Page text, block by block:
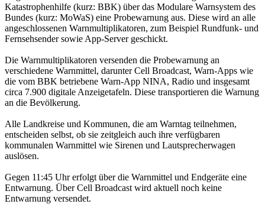
Katastrophenhilfe (kurz: BBK) über das Modulare Warnsystem des
Bundes (kurz: MoWaS) eine Probewarnung aus. Diese wird an alle
angeschlossenen Warnmultiplikatoren, zum Beispiel Rundfunk- und
Fernsehsender sowie App-Server geschickt.
Die Warnmultiplikatoren versenden die Probewarnung an
verschiedene Warnmittel, darunter Cell Broadcast, Warn-Apps wie
die vom BBK betriebene Warn-App NINA, Radio und insgesamt
circa 7.900 digitale Anzeigetafeln. Diese transportieren die Warnung
an die Bevölkerung.
Alle Landkreise und Kommunen, die am Warntag teilnehmen,
entscheiden selbst, ob sie zeitgleich auch ihre verfügbaren
kommunalen Warnmittel wie Sirenen und Lautsprecherwagen
auslösen.
Gegen 11:45 Uhr erfolgt über die Warnmittel und Endgeräte eine
Entwarnung. Über Cell Broadcast wird aktuell noch keine
Entwarnung versendet.